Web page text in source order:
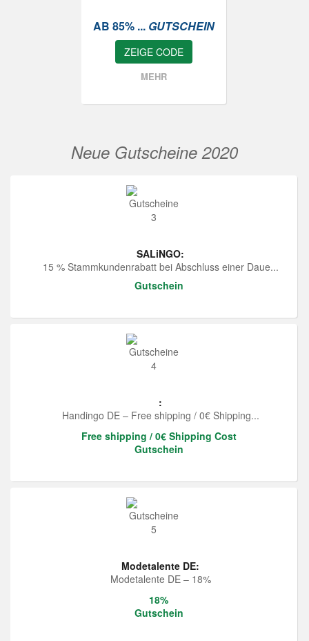
AB 85% ... GUTSCHEIN
ZEIGE CODE
MEHR
Neue Gutscheine 2020
SALiNGO:
15 % Stammkundenrabatt bei Abschluss einer Daue...
Gutschein
:
Handingo DE – Free shipping / 0€ Shipping...
Free shipping / 0€ Shipping Cost
Gutschein
Modetalente DE:
Modetalente DE – 18%
18%
Gutschein